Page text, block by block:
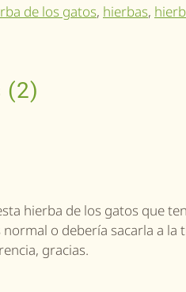
de los gatos, hierbas,
(2)
hierba de los gatos que
normal o debería sacarla a
gracias.